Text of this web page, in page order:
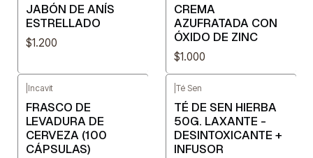
JABÓN DE ANÍS
ESTRELLADO
$1.200
CREMA
AZUFRATADA CON
ÓXIDO DE ZINC
$1.000
Incavit
FRASCO DE
LEVADURA DE
CERVEZA (100
CÁPSULAS)
Té Sen
TÉ DE SEN HIERBA
50G. LAXANTE -
DESINTOXICANTE +
INFUSOR